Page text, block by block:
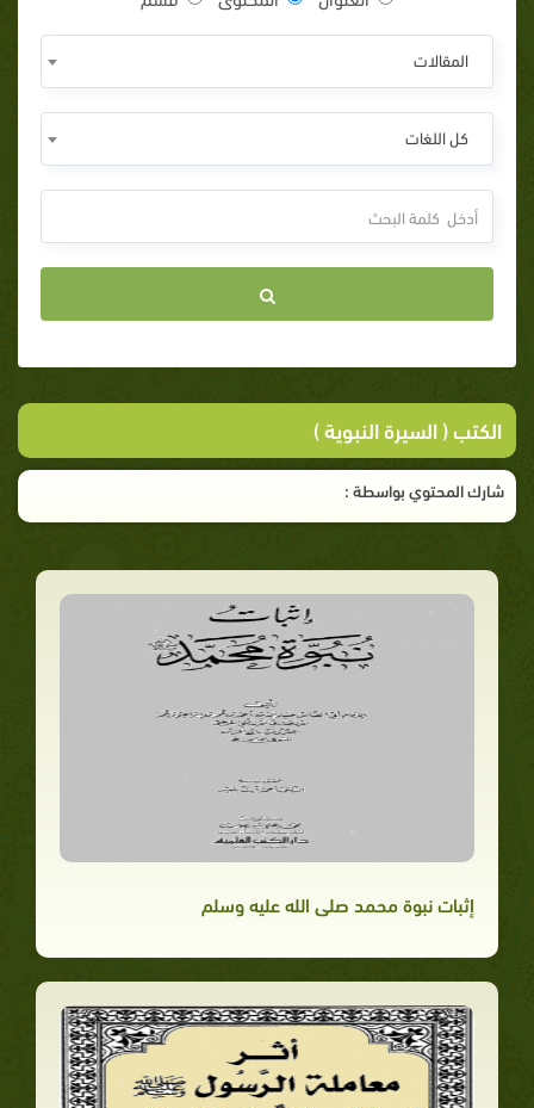
المقالات
كل اللغات
الكتب ( السيرة النبوية )
شارك المحتوي بواسطة :
إثبات نبوة محمد صلى الله عليه وسلم